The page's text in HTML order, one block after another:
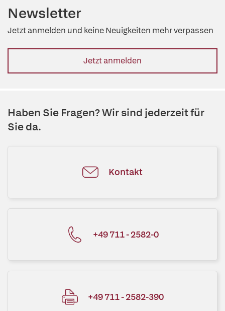
Newsletter
Jetzt anmelden und keine Neuigkeiten mehr verpassen
Jetzt anmelden
Haben Sie Fragen? Wir sind jederzeit für
Sie da.
Kontakt
+49 711 - 2582-0
+49 711 - 2582-390